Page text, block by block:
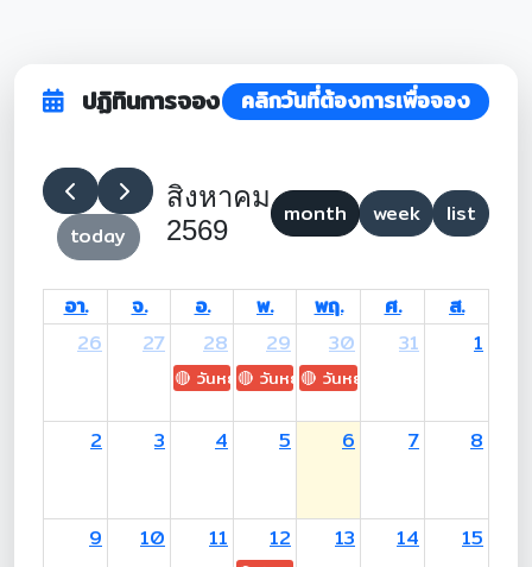
ปฏิทินการจอง คลิกวันที่ต้องการเพื่อจอง
today
สิงหาคม
2569
month week list
อา. จ. อ. พ. พฤ. ศ.
ส.
26
27 28
🔴 วันหยุด: H.M. King Maha Vajiralongkorn's
29
🔴 วันหยุด: Asanha Bucha Day
30
🔴 วันหยุด: Buddhist Lent
31 1
2 3 4 5 6 7 8
9 10 11 12 13 14 15